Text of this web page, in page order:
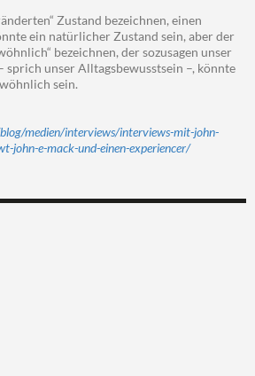
Zustand bezeichnen, einen
ein natürlicher Zustand sein, aber der
bezeichnen, der sozusagen unser
sprich unser Alltagsbewusstsein –, könnte
sein.
medien/interviews/interviews-mit-john-
john-e-mack-und-einen-experiencer/